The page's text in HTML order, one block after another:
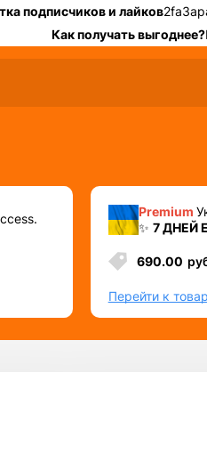
подписчиков и лайков2fa
Как получать выгоднее?
Premium
✨ 7 ДНЕЙ
Token
работы в
690.00
Перейти к